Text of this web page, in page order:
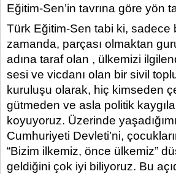
Eğitim-Sen’in tavrına göre yön
Türk Eğitim-Sen tabi ki, sadece
zamanda, parçası olmaktan
adına taraf olan , ülkemizi
sesi ve vicdanı olan bir sivil
kuruluşu olarak, hiç kimseden
gütmeden ve asla politik
koyuyoruz. Üzerinde
Cumhuriyeti Devleti’ni,
“Bizim ilkemiz, önce ülkemiz”
geldiğini çok iyi biliyoruz. Bu